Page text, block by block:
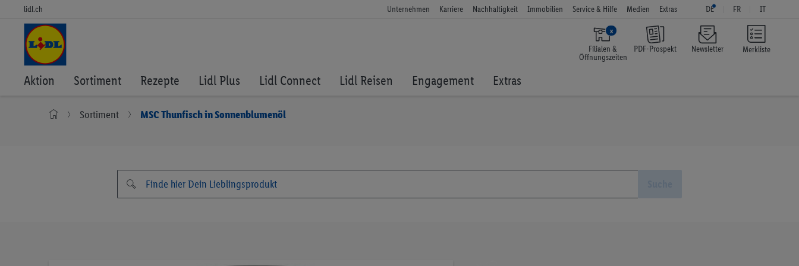
Merkliste
lidl.ch Unternehmen Karriere Nachhaltigkeit Immobilien Service & Hilfe Medien Extras DE FR IT
x
Filialen &
Öffnungszeiten
PDF-Prospekt Newsletter
Aktion Sortiment Rezepte Lidl Plus Lidl Connect Lidl Reisen Engagement Extras
Sortiment MSC Thunfisch in Sonnenblumenöl